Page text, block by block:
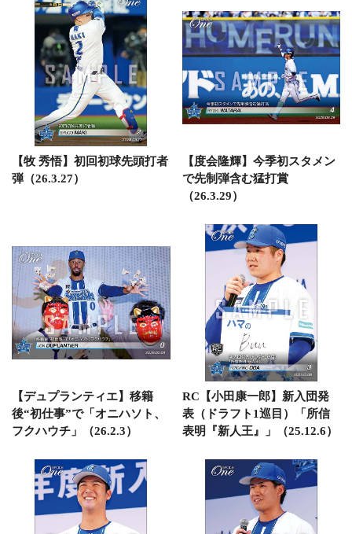
【牧 秀悟】初回初球先頭打者
弾（26.3.27）
【度会隆輝】今季初スタメン
で先制弾含む猛打賞
（26.3.29）
【デュプランティエ】移籍
後“初仕事”で「オニハソト、
フクハウチ」（26.2.3）
RC【小田康一郎】新入団発
表（ドラフト1巡目）「所信
表明『新人王』」（25.12.6）